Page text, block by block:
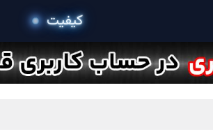
خرید م